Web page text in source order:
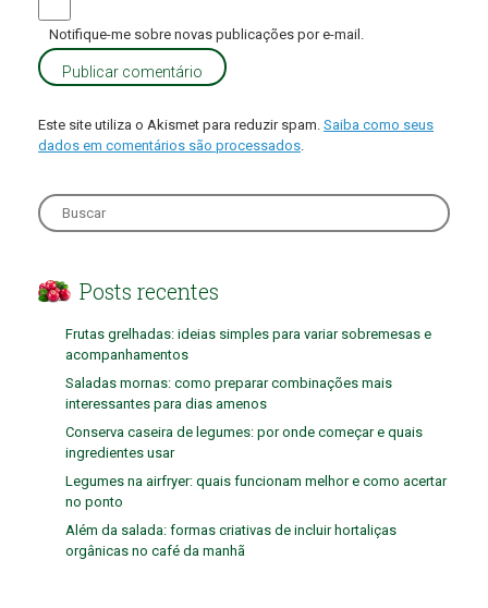
Notifique-me sobre novas publicações por e-mail.
Este site utiliza o Akismet para reduzir spam. Saiba como seus
dados em comentários são processados
Search
for:
Posts recentes
Frutas grelhadas: ideias simples para variar sobremesas e
acompanhamentos
Saladas mornas: como preparar combinações mais
interessantes para dias amenos
Conserva caseira de legumes: por onde começar e quais
ingredientes usar
Legumes na airfryer: quais funcionam melhor e como acertar
no ponto
Além da salada: formas criativas de incluir hortaliças
orgânicas no café da manhã